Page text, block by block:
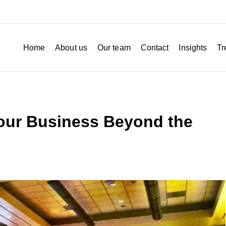
Home About us Our team Contact Insights
Business Beyond the